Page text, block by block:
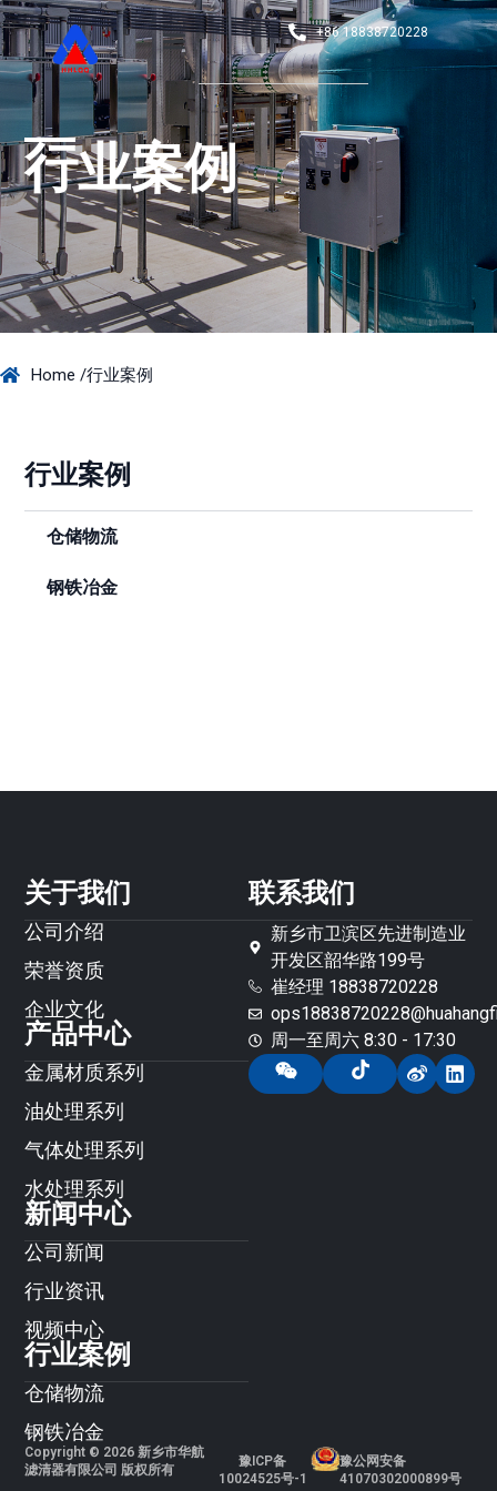
+86 18838720228
行业案例
Home /行业案例
行业案例
仓储物流
钢铁冶金
关于我们
公司介绍
荣誉资质
企业文化
产品中心
金属材质系列
油处理系列
气体处理系列
水处理系列
新闻中心
公司新闻
行业资讯
视频中心
行业案例
仓储物流
钢铁冶金
联系我们
新乡市卫滨区先进制造业
开发区韶华路199号
崔经理 18838720228
周一至周六 8:30 - 17:30
Copyright © 2026 新乡市华航
滤清器有限公司 版权所有
豫ICP备
10024525号-1
豫公网安备
41070302000899号